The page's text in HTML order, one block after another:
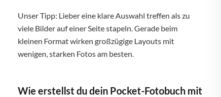
Unser Tipp: Lieber eine klare Auswahl treffen als zu
viele Bilder auf einer Seite stapeln. Gerade beim
kleinen Format wirken großzügige Layouts mit
wenigen, starken Fotos am besten.
Wie erstellst du dein Pocket-Fotobuch mit